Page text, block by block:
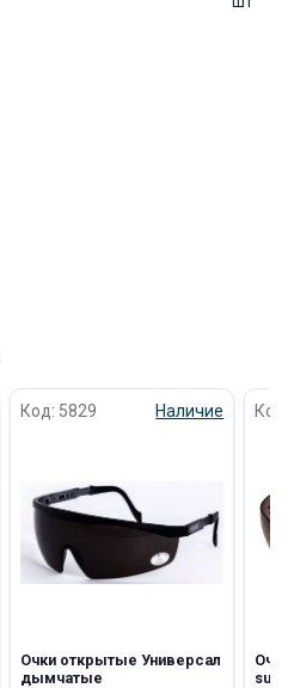
Код: 5829 Наличие
Очки открытые Универсал
дымчатые